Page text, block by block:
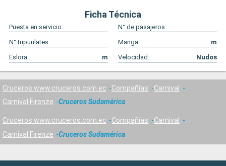
Ficha Técnica
Puesta en servicio:
N° de pasajeros:
N° tripunlates:
Manga:
m
Eslora:
m Velocidad: Nudos
Cruceros www.cruceros.com.ec Compañías
Carnival
Carnival Firenze
Cruceros Sudamérica
Cruceros www.cruceros.com.ec Compañías
Carnival
Carnival Firenze
Cruceros Sudamérica